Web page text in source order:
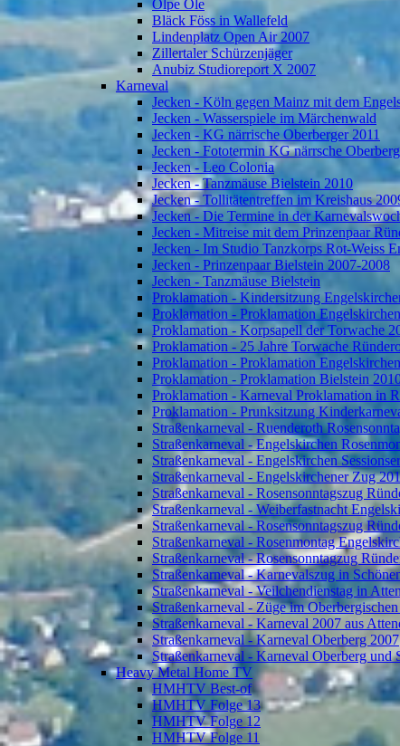
Olpe Ole
Bläck Föss in Wallefeld
Lindenplatz Open Air 2007
Zillertaler Schürzenjäger
Anubiz Studioreport X 2007
Karneval
Jecken - Köln gegen Mainz mit dem
Jecken - Wasserspiele im Märchenwald
Jecken - KG närrische Oberberger 2011
Jecken - Fototermin KG närrsche
Jecken - Leo Colonia
Jecken - Tanzmäuse Bielstein 2010
Jecken - Tollitätentreffen im Kreishaus
Jecken - Die Termine in der
Jecken - Mitreise mit dem Prinzenpaar
Jecken - Im Studio Tanzkorps Rot-Weiss
Jecken - Prinzenpaar Bielstein 2007-2008
Jecken - Tanzmäuse Bielstein
Proklamation - Kindersitzung
Proklamation - Proklamation
Proklamation - Korpsapell der Torwache
Proklamation - 25 Jahre Torwache
Proklamation - Proklamation Engelskirchen
Proklamation - Proklamation Bielstein
Proklamation - Karneval Proklamation in
Proklamation - Prunksitzung
Straßenkarneval - Ruenderoth
Straßenkarneval - Engelskirchen
Straßenkarneval - Engelskirchen
Straßenkarneval - Engelskirchener Zug
Straßenkarneval - Rosensonntagszug
Straßenkarneval - Weiberfastnacht
Straßenkarneval - Rosensonntagszug
Straßenkarneval - Rosenmontag
Straßenkarneval - Rosensonntagzug
Straßenkarneval - Karnevalszug in
Straßenkarneval - Veilchendienstag in
Straßenkarneval - Züge im
Straßenkarneval - Karneval 2007 aus
Straßenkarneval - Karneval Oberberg 2007
Straßenkarneval - Karneval Oberberg und
Heavy Metal Home TV
HMHTV Best-of
HMHTV Folge 13
HMHTV Folge 12
HMHTV Folge 11